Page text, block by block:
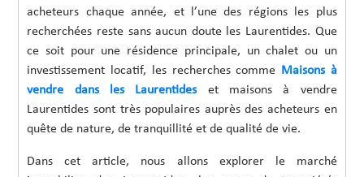
acheteurs chaque année, et l’une des régions les plus
recherchées reste sans aucun doute les Laurentides. Que
ce soit pour une résidence principale, un chalet ou un
investissement locatif, les recherches comme Maisons à
vendre dans les Laurentideset maisons à vendre
Laurentides sont très populaires auprès des acheteurs en
quête de nature, de tranquillité et de qualité de vie.
Dans cet article, nous allons explorer le marché